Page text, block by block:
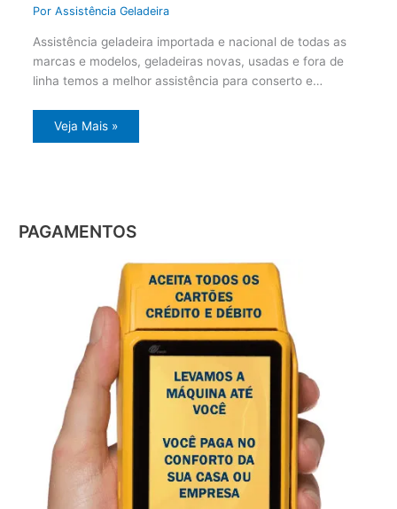
Por Assistência Geladeira
Assistência geladeira importada e nacional de todas as
marcas e modelos, geladeiras novas, usadas e fora de
linha temos a melhor assistência para conserto e…
Veja Mais »
PAGAMENTOS